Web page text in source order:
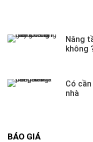
Nâng
không
Có
nhà
BÁO GIÁ